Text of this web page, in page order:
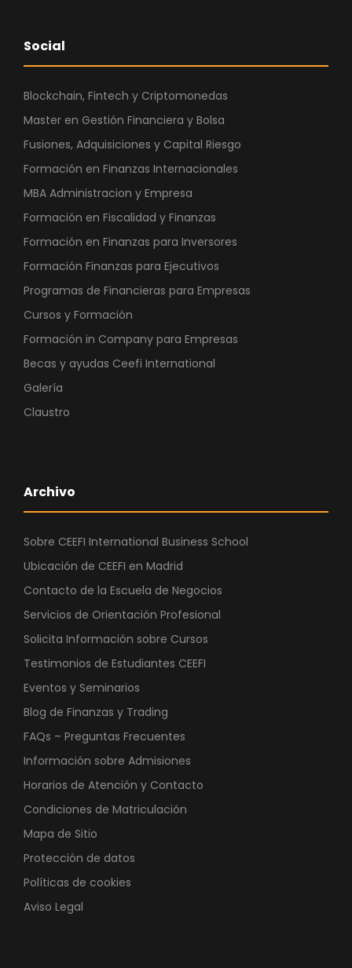
Social
Blockchain, Fintech y Criptomonedas
Master en Gestión Financiera y Bolsa
Fusiones, Adquisiciones y Capital Riesgo
Formación en Finanzas Internacionales
MBA Administracion y Empresa
Formación en Fiscalidad y Finanzas
Formación en Finanzas para Inversores
Formación Finanzas para Ejecutivos
Programas de Financieras para Empresas
Cursos y Formación
Formación in Company para Empresas
Becas y ayudas Ceefi International
Galería
Claustro
Archivo
Sobre CEEFI International Business School
Ubicación de CEEFI en Madrid
Contacto de la Escuela de Negocios
Servicios de Orientación Profesional
Solicita Información sobre Cursos
Testimonios de Estudiantes CEEFI
Eventos y Seminarios
Blog de Finanzas y Trading
FAQs – Preguntas Frecuentes
Información sobre Admisiones
Horarios de Atención y Contacto
Condiciones de Matriculación
Mapa de Sitio
Protección de datos
Políticas de cookies
Aviso Legal